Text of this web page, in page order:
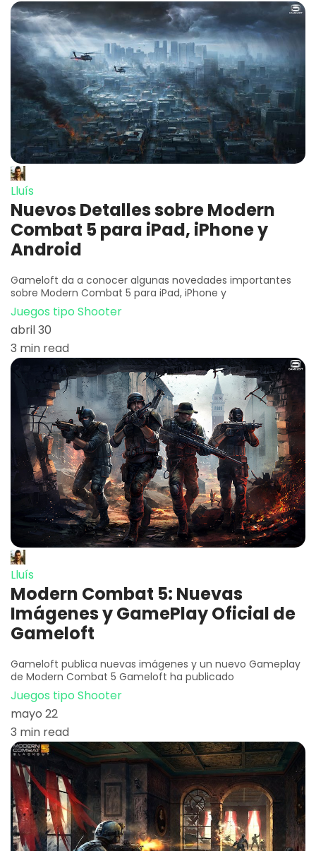
Lluís
Nuevos Detalles sobre Modern
Combat 5 para iPad, iPhone y
Android
Gameloft da a conocer algunas novedades importantes
sobre Modern Combat 5 para iPad, iPhone y
Juegos tipo Shooter
abril 30
3 min read
Lluís
Modern Combat 5: Nuevas
Imágenes y GamePlay Oficial de
Gameloft
Gameloft publica nuevas imágenes y un nuevo Gameplay
de Modern Combat 5 Gameloft ha publicado
Juegos tipo Shooter
mayo 22
3 min read